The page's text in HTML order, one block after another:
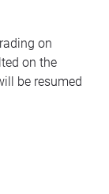
on
on the
be resumed